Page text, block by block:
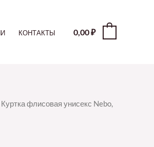
КОНТАКТЫ 0,00₽
флисовая унисекс Nebo,